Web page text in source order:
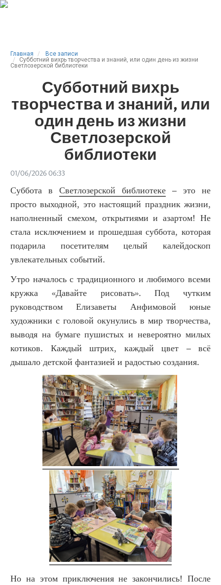
Главная
Все записи
Субботний вихрь творчества и знаний, или один день из жизни
Светлозерской библиотеки
Субботний вихрь
творчества и знаний, или
один день из жизни
Светлозерской
библиотеки
01/06/2026 06:33
Суббота в Светлозерской библиотеке – это не
просто выходной, это настоящий праздник жизни,
наполненный смехом, открытиями и азартом! Не
стала исключением и прошедшая суббота, которая
подарила посетителям целый калейдоскоп
увлекательных событий.
Утро началось с традиционного и любимого всеми
кружка «Давайте рисовать». Под чутким
руководством Елизаветы Анфимовой юные
художники с головой окунулись в мир творчества,
выводя на бумаге пушистых и невероятно милых
котиков. Каждый штрих, каждый цвет – всё
дышало детской фантазией и радостью создания.
Но на этом приключения не закончились! После